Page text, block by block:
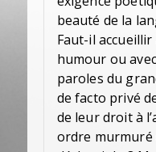
beauté de la
Faut-il
humour ou
paroles du
de facto privé
de leur droit à
ordre murmuré